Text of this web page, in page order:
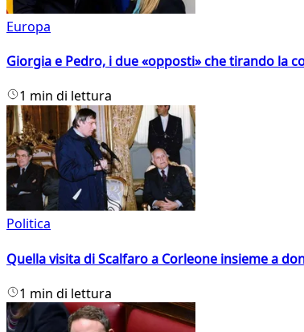
Europa
Giorgia e Pedro, i due «opposti» che tirando la
1 min di lettura
Politica
Quella visita di Scalfaro a Corleone insieme a
1 min di lettura